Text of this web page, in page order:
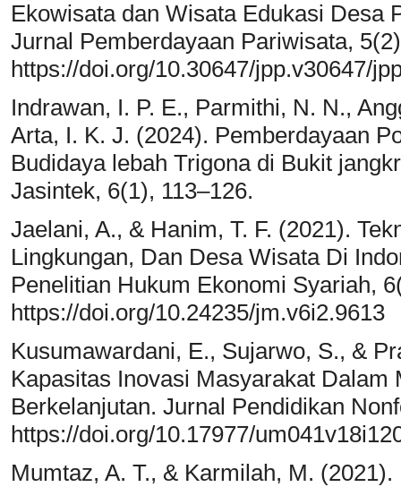
Ekowisata dan Wisata Edukasi Desa
Jurnal Pemberdayaan Pariwisata,
https://doi.org/10.30647/jpp.v30647/
Indrawan, I. P. E., Parmithi, N. N.,
Arta, I. K. J. (2024). Pemberdayaan
Budidaya lebah Trigona di Bukit
Jasintek, 6(1), 113–126.
Jaelani, A., & Hanim, T. F. (2021).
Lingkungan, Dan Desa Wisata Di
Penelitian Hukum Ekonomi Syariah,
https://doi.org/10.24235/jm.v6i2.9613
Kusumawardani, E., Sujarwo, S., &
Kapasitas Inovasi Masyarakat Dalam
Berkelanjutan. Jurnal Pendidikan
https://doi.org/10.17977/
Mumtaz, A. T., & Karmilah, M.